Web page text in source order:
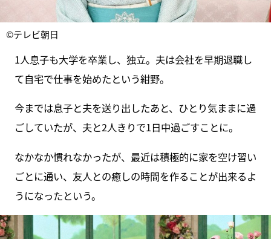
©テレビ朝日
1人息子も大学を卒業し、独立。夫は会社を早期退職し
て自宅で仕事を始めたという紺野。
今までは息子と夫を送り出したあと、ひとり気ままに過
ごしていたが、夫と2人きりで1日中過ごすことに。
なかなか慣れなかったが、最近は積極的に家を空け習い
ごとに通い、友人との癒しの時間を作ることが出来るよ
うになったという。